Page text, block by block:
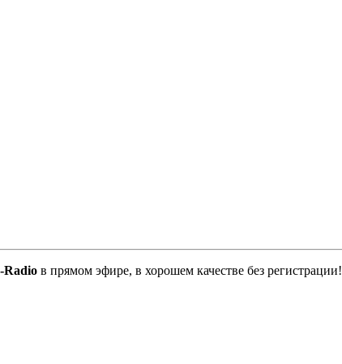
Radio в прямом эфире, в хорошем качестве без регистрации!